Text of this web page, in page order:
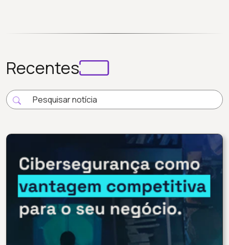
Recentes